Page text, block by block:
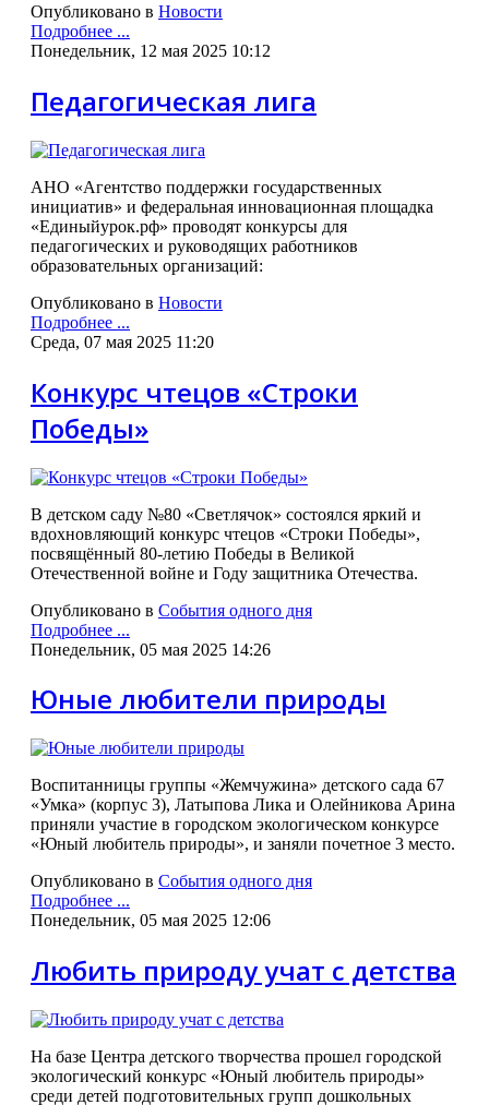
Опубликовано в Новости
Подробнее ...
Понедельник, 12 мая 2025 10:12
Педагогическая лига
АНО «Агентство поддержки государственных
инициатив» и федеральная инновационная площадка
«Единыйурок.рф» проводят конкурсы для
педагогических и руководящих работников
образовательных организаций:
Опубликовано в Новости
Подробнее ...
Среда, 07 мая 2025 11:20
Конкурс чтецов «Строки
Победы»
В детском саду №80 «Светлячок» состоялся яркий и
вдохновляющий конкурс чтецов «Строки Победы»,
посвящённый 80-летию Победы в Великой
Отечественной войне и Году защитника Отечества.
Опубликовано в События одного дня
Подробнее ...
Понедельник, 05 мая 2025 14:26
Юные любители природы
Воспитанницы группы «Жемчужина» детского сада 67
«Умка» (корпус 3), Латыпова Лика и Олейникова Арина
приняли участие в городском экологическом конкурсе
«Юный любитель природы», и заняли почетное 3 место.
Опубликовано в События одного дня
Подробнее ...
Понедельник, 05 мая 2025 12:06
Любить природу учат с детства
На базе Центра детского творчества прошел городской
экологический конкурс «Юный любитель природы»
среди детей подготовительных групп дошкольных